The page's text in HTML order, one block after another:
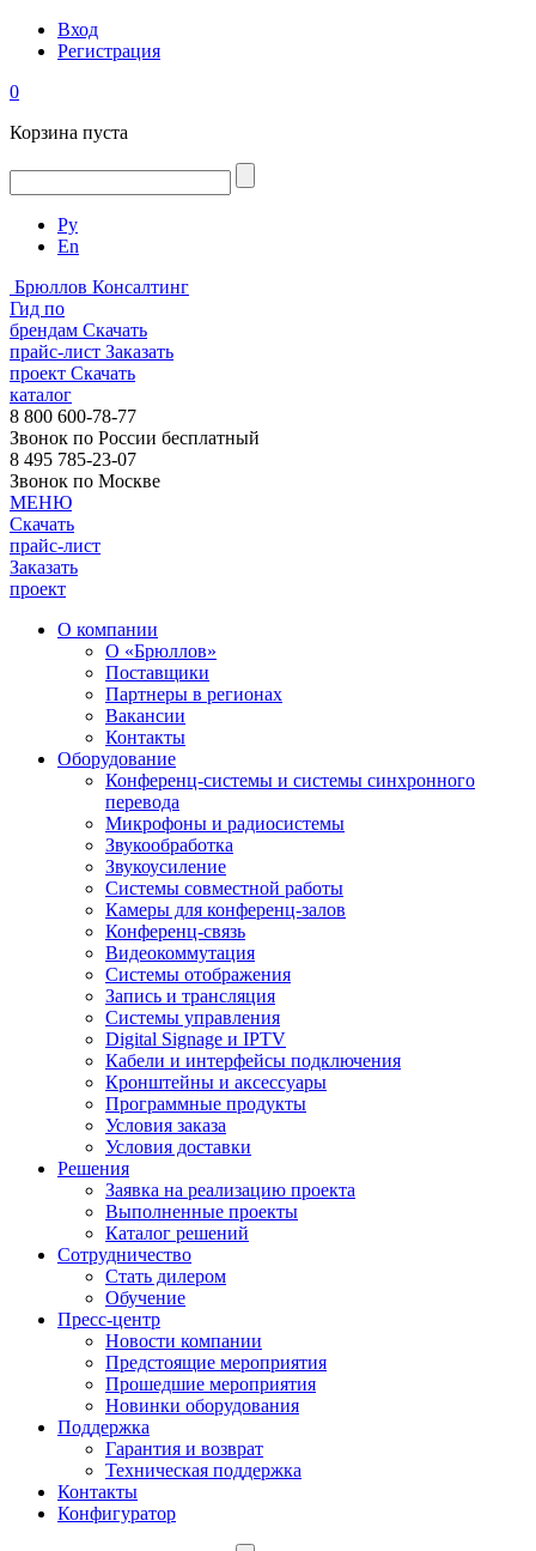
Вход
Регистрация
0
Корзина пуста
Ру
En
Брюллов Консалтинг
Гид по
брендам Скачать
прайс-лист Заказать
проект Скачать
каталог
8 800 600-78-77
Звонок по России бесплатный
8 495 785-23-07
Звонок по Москве
МЕНЮ
Скачать
прайс-лист
Заказать
проект
О компании
О «Брюллов»
Поставщики
Партнеры в регионах
Вакансии
Контакты
Оборудование
Конференц-системы и системы синхронного
перевода
Микрофоны и радиосистемы
Звукообработка
Звукоусиление
Системы совместной работы
Камеры для конференц-залов
Конференц-связь
Видеокоммутация
Системы отображения
Запись и трансляция
Системы управления
Digital Signage и IPTV
Кабели и интерфейсы подключения
Кронштейны и аксессуары
Программные продукты
Условия заказа
Условия доставки
Решения
Заявка на реализацию проекта
Выполненные проекты
Каталог решений
Сотрудничество
Стать дилером
Обучение
Пресс-центр
Новости компании
Предстоящие мероприятия
Прошедшие мероприятия
Новинки оборудования
Поддержка
Гарантия и возврат
Техническая поддержка
Контакты
Конфигуратор